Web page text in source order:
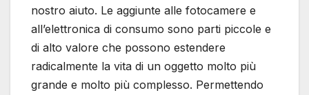
nostro aiuto. Le aggiunte alle fotocamere e
all’elettronica di consumo sono parti piccole e
di alto valore che possono estendere
radicalmente la vita di un oggetto molto più
grande e molto più complesso. Permettendo